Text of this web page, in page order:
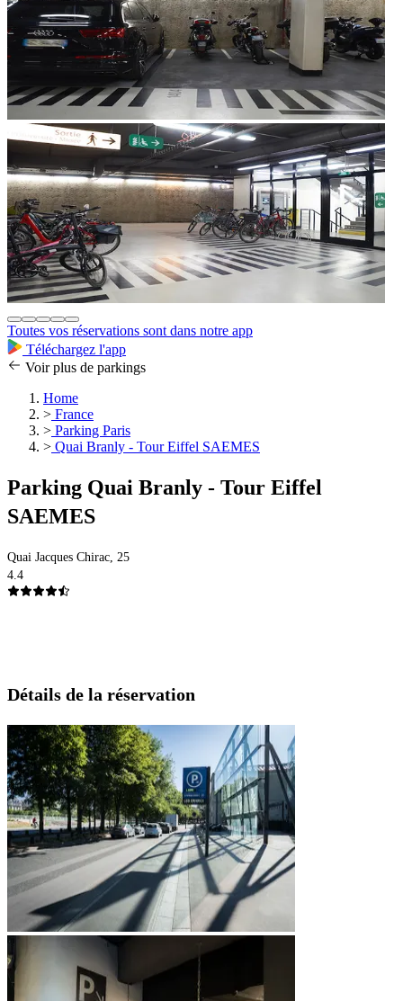
Toutes vos réservations sont dans notre app
Téléchargez l'app
Voir plus de parkings
Home
> France
> Parking Paris
> Quai Branly - Tour Eiffel SAEMES
Parking Quai Branly - Tour Eiffel
SAEMES
Quai Jacques Chirac, 25
4.4
Détails de la réservation